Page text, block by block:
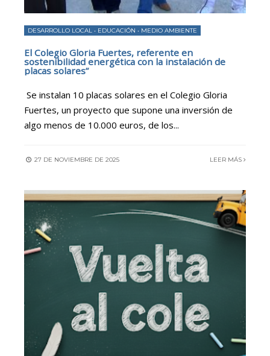
DESARROLLO LOCAL • EDUCACIÓN • MEDIO AMBIENTE
El Colegio Gloria Fuertes, referente en
sostenibilidad energética con la instalación de
placas solares”
Se instalan 10 placas solares en el Colegio Gloria
Fuertes, un proyecto que supone una inversión de
algo menos de 10.000 euros, de los...
27 DE NOVIEMBRE DE 2025 LEER MÁS